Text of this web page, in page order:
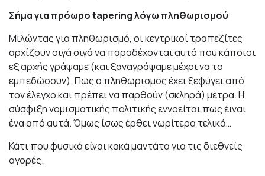
Σήμα για πρόωροtaperingλόγω πληθωρισμού
Μιλώντας για πληθωρισμό, οι κεντρικοί τραπεζίτες
αρχίζουν σιγά σιγά να παραδέχονται αυτό που κάποιοι
εξ αρχής γράψαμε (και ξαναγράψαμε μέχρι να το
εμπεδώσουν). Πως ο πληθωρισμός έχει ξεφύγει από
τον έλεγχο και πρέπει να παρθούν (σκληρά) μέτρα. Η
σύσφιξη νομισματικής πολιτικής εννοείται πως έιναι
ένα από αυτά. Όμως ίσως έρθει νωρίτερα τελικά…
Κάτι που φυσικά είναι κακά μαντάτα για τις διεθνείς
αγορές.